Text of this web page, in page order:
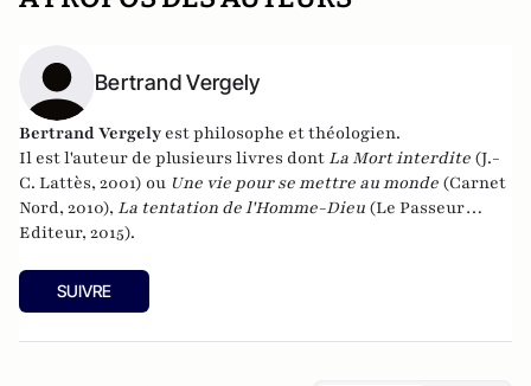
Bertrand Vergely
Bertrand Vergely est philosophe et théologien.
Il est l'auteur de plusieurs livres dont La Mort interdite (J.-
C. Lattès, 2001) ou Une vie pour se mettre au monde (Carnet
Nord, 2010), La tentation de l'Homme-Dieu (Le Passeur
Editeur, 2015).
SUIVRE